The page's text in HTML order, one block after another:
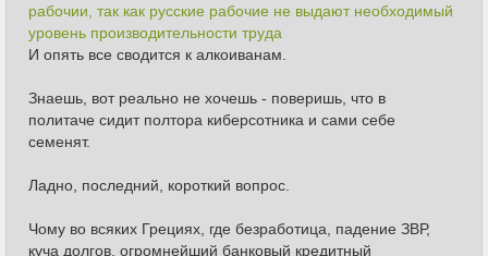
рабочии, так как русские рабочие не выдают необходимый
уровень производительности труда
И опять все сводится к алкоиванам.
Знаешь, вот реально не хочешь - поверишь, что в
политаче сидит полтора киберсотника и сами себе
семенят.
Ладно, последний, короткий вопрос.
Чому во всяких Грециях, где безработица, падение ЗВР,
куча долгов, огромнейший банковый кредитный